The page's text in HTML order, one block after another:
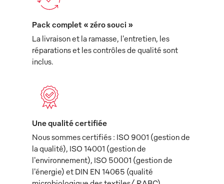
Pack complet « zéro souci »
La livraison et la ramasse, l'entretien, les
réparations et les contrôles de qualité sont
inclus.
Une qualité certifiée
Nous sommes certifiés : ISO 9001 (gestion de
la qualité), ISO 14001 (gestion de
l'environnement), ISO 50001 (gestion de
l'énergie) et DIN EN 14065 (qualité